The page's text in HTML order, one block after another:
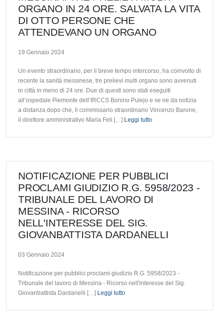
ORGANO IN 24 ORE. SALVATA LA VITA
DI OTTO PERSONE CHE
ATTENDEVANO UN ORGANO
19 Gennaio 2024
Un evento straordinario, per il breve tempo intercorso, ha coinvolto di
recente la sanità messinese, tre prelievi multi organo sono avvenuti
in città in meno di 24 ore. Due di questi sono stati eseguiti
all’ospedale Piemonte dell’IRCCS Bonino Pulejo e se ne da notizia
a distanza dopo che, il commissario straordinario Vincenzo Barone,
il direttore amministrativo Maria Feli […] Leggi tutto
NOTIFICAZIONE PER PUBBLICI
PROCLAMI GIUDIZIO R.G. 5958/2023 -
TRIBUNALE DEL LAVORO DI
MESSINA - RICORSO
NELL'INTERESSE DEL SIG.
GIOVANBATTISTA DARDANELLI
03 Gennaio 2024
Notificazione per pubblici proclami giudizio R.G. 5958/2023 -
Tribunale del lavoro di Messina - Ricorso nell'interesse del Sig.
Giovanbattista Dardanelli […] Leggi tutto